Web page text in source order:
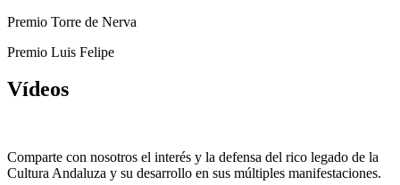
Premio Torre de Nerva
Premio Luis Felipe
Vídeos
Comparte con nosotros el interés y la defensa del rico legado de la
Cultura Andaluza y su desarrollo en sus múltiples manifestaciones.